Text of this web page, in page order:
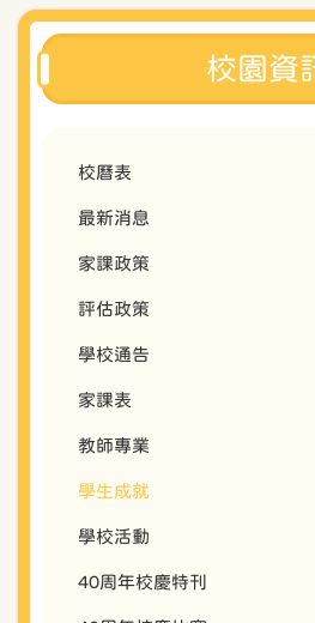
校園資
校曆表
最新消息
家課政策
評估政策
學校通告
家課表
教師專業
學生成就
學校活動
40周年校慶特刊